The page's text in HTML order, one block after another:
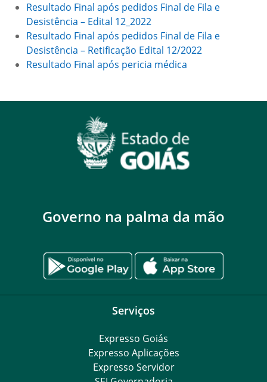
Resultado Final após pedidos Final de Fila e
Desistência – Edital 12_2022
Resultado Final após pedidos Final de Fila e
Desistência – Retificação Edital 12/2022
Resultado Final após pericia médica
Governo na palma da mão
Serviços
Expresso Goiás
Expresso Aplicações
Expresso Servidor